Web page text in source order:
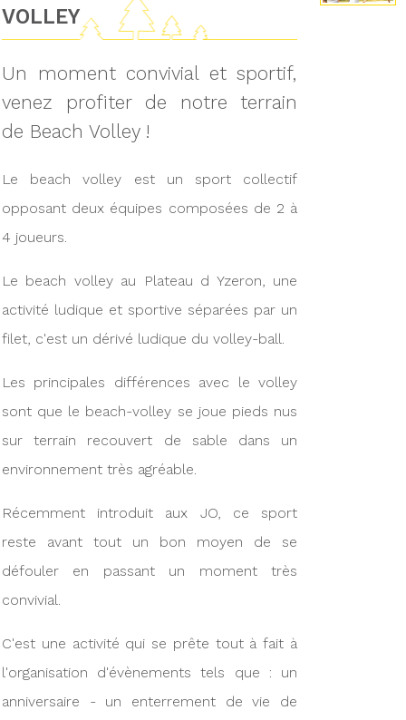
VOLLEY
Un moment convivial et sportif,
venez profiter de notre terrain
de Beach Volley !
Le beach volley est un sport collectif
opposant deux équipes composées de 2 à
4 joueurs.
Le beach volley au Plateau d Yzeron, une
activité ludique et sportive séparées par un
filet, c'est un dérivé ludique du volley-ball.
Les principales différences avec le volley
sont que le beach-volley se joue pieds nus
sur terrain recouvert de sable dans un
environnement très agréable.
Récemment introduit aux JO, ce sport
reste avant tout un bon moyen de se
défouler en passant un moment très
convivial.
C'est une activité qui se prête tout à fait à
l'organisation d'évènements tels que : un
anniversaire - un enterrement de vie de